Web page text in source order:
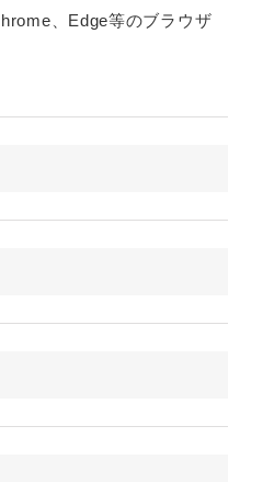
、Edge等のブラウザ